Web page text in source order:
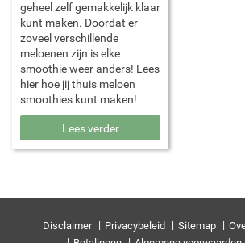
geheel zelf gemakkelijk klaar
kunt maken. Doordat er
zoveel verschillende
meloenen zijn is elke
smoothie weer anders! Lees
hier hoe jij thuis meloen
smoothies kunt maken!
Lees verder
Disclaimer Privacybeleid Sitemap